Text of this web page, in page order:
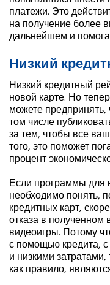
платежи. Это
на получение более
дальнейшем и
Низкий
Низкий кредитный
новой карте. Но
можете
том числе
за тем, чтобы все
того, это поможет
процент
Если программы для
необходимо понять,
кредитных карт,
отказа в
видеоигры. Потому
с помощью кредита,
и низкими
как правило,